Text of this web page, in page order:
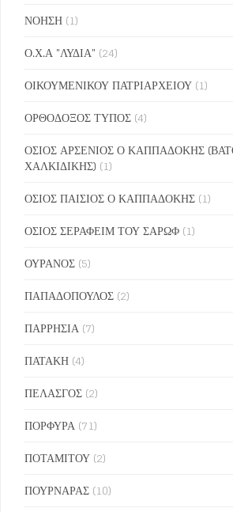
ΝΟΗΣΗ (1)
Ο.Χ.Α "ΛΥΔΙΑ" (24)
ΟΙΚΟΥΜΕΝΙΚΟΥ ΠΑΤΡΙΑΡΧΕΙΟΥ (1)
ΟΡΘΟΔΟΞΟΣ ΤΥΠΟΣ (4)
ΟΣΙΟΣ ΑΡΣΕΝΙΟΣ Ο ΚΑΠΠΑΔΟΚΗΣ
ΧΑΛΚΙΔΙΚΗΣ) (1)
ΟΣΙΟΣ ΠΑΙΣΙΟΣ Ο ΚΑΠΠΑΔΟΚΗΣ (1)
ΟΣΙΟΣ ΣΕΡΑΦΕΙΜ ΤΟΥ ΣΑΡΩΦ (1)
ΟΥΡΑΝΟΣ (5)
ΠΑΠΑΔΟΠΟΥΛΟΣ (2)
ΠΑΡΡΗΣΙΑ (7)
ΠΑΤΑΚΗ (4)
ΠΕΛΑΣΓΟΣ (2)
ΠΟΡΦΥΡΑ (71)
ΠΟΤΑΜΙΤΟΥ (2)
ΠΟΥΡΝΑΡΑΣ (10)